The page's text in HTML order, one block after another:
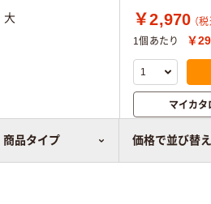
商品タイプ 価格で並び替え
大 ￥2,970 （税
1個あたり
￥
マイカ
比